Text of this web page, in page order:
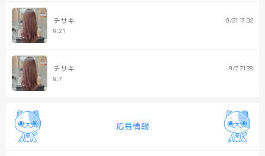
チサキ 9/21 17:02
9.21
チサキ 9/7 21:28
9.7
応募情報